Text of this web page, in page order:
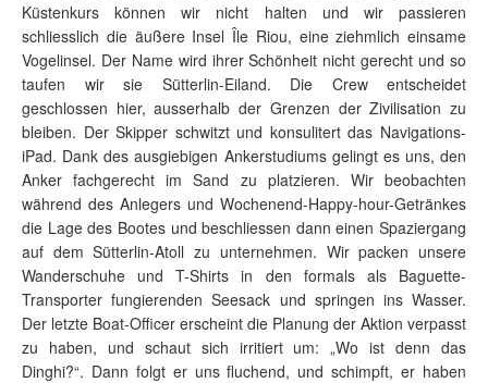
Küstenkurs können wir nicht halten und wir passieren
schliesslich die äußere Insel Île Riou, eine ziehmlich einsame
Vogelinsel. Der Name wird ihrer Schönheit nicht gerecht und so
taufen wir sie Sütterlin-Eiland. Die Crew entscheidet
geschlossen hier, ausserhalb der Grenzen der Zivilisation zu
bleiben. Der Skipper schwitzt und konsulitert das Navigations-
iPad. Dank des ausgiebigen Ankerstudiums gelingt es uns, den
Anker fachgerecht im Sand zu platzieren. Wir beobachten
während des Anlegers und Wochenend-Happy-hour-Getränkes
die Lage des Bootes und beschliessen dann einen Spaziergang
auf dem Sütterlin-Atoll zu unternehmen. Wir packen unsere
Wanderschuhe und T-Shirts in den formals als Baguette-
Transporter fungierenden Seesack und springen ins Wasser.
Der letzte Boat-Officer erscheint die Planung der Aktion verpasst
zu haben, und schaut sich irritiert um: „Wo ist denn das
Dinghi?“. Dann folgt er uns fluchend, und schimpft, er haben